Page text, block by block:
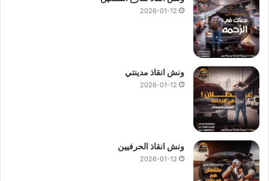
2026-01-12
ونش انقاذ مدينتي
2026-01-12
ونش انقاذ الحرفيين
2026-01-12